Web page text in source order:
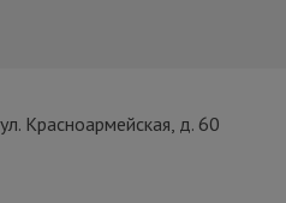
Красноармейская, д. 60